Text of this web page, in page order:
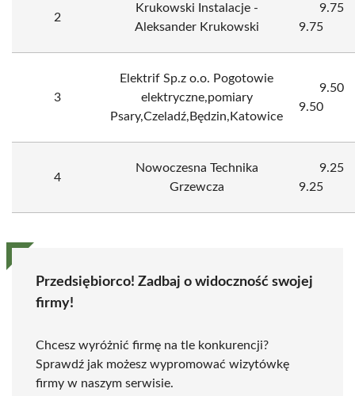
2
Krukowski Instalacje -
Aleksander Krukowski
9.75
9.75
3
Elektrif Sp.z o.o. Pogotowie
elektryczne,pomiary
Psary,Czeladź,Będzin,Katowice
9.50
9.50
4
Nowoczesna Technika
Grzewcza
9.25
9.25
Przedsiębiorco! Zadbaj o widoczność swojej
firmy!
Chcesz wyróżnić firmę na tle konkurencji?
Sprawdź jak możesz wypromować wizytówkę
firmy w naszym serwisie.